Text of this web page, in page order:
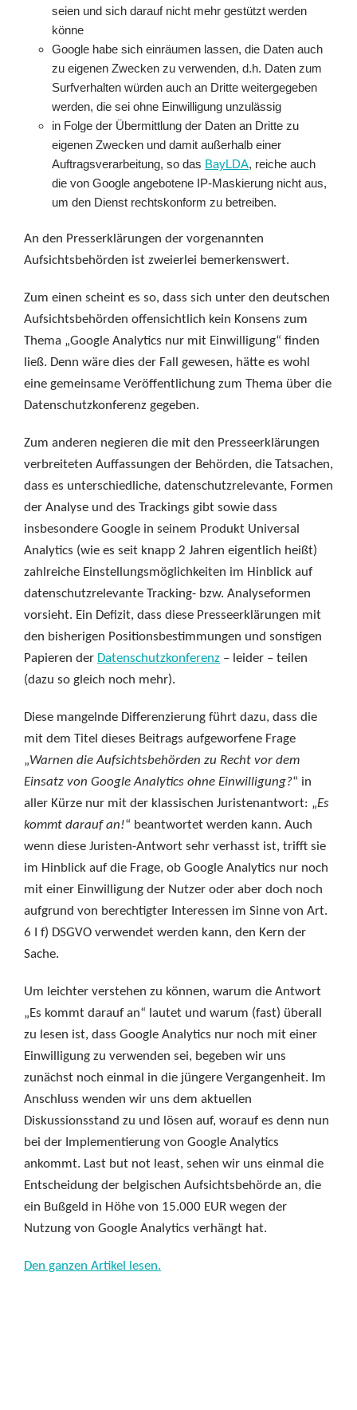
seien und sich darauf nicht mehr gestützt werden
könne
Google habe sich einräumen lassen, die Daten auch
zu eigenen Zwecken zu verwenden, d.h. Daten zum
Surfverhalten würden auch an Dritte weitergegeben
werden, die sei ohne Einwilligung unzulässig
in Folge der Übermittlung der Daten an Dritte zu
eigenen Zwecken und damit außerhalb einer
Auftragsverarbeitung, so das BayLDA, reiche auch
die von Google angebotene IP-Maskierung nicht aus,
um den Dienst rechtskonform zu betreiben.
An den Presserklärungen der vorgenannten
Aufsichtsbehörden ist zweierlei bemerkenswert.
Zum einen scheint es so, dass sich unter den deutschen
Aufsichtsbehörden offensichtlich kein Konsens zum
Thema „Google Analytics nur mit Einwilligung“ finden
ließ. Denn wäre dies der Fall gewesen, hätte es wohl
eine gemeinsame Veröffentlichung zum Thema über die
Datenschutzkonferenz gegeben.
Zum anderen negieren die mit den Presseerklärungen
verbreiteten Auffassungen der Behörden, die Tatsachen,
dass es unterschiedliche, datenschutzrelevante, Formen
der Analyse und des Trackings gibt sowie dass
insbesondere Google in seinem Produkt Universal
Analytics (wie es seit knapp 2 Jahren eigentlich heißt)
zahlreiche Einstellungsmöglichkeiten im Hinblick auf
datenschutzrelevante Tracking- bzw. Analyseformen
vorsieht. Ein Defizit, dass diese Presseerklärungen mit
den bisherigen Positionsbestimmungen und sonstigen
Papieren der Datenschutzkonferenz – leider – teilen
(dazu so gleich noch mehr).
Diese mangelnde Differenzierung führt dazu, dass die
mit dem Titel dieses Beitrags aufgeworfene Frage
„Warnen die Aufsichtsbehörden zu Recht vor dem
Einsatz von Google Analytics ohne Einwilligung?“ in
aller Kürze nur mit der klassischen Juristenantwort: „Es
kommt darauf an!“ beantwortet werden kann. Auch
wenn diese Juristen-Antwort sehr verhasst ist, trifft sie
im Hinblick auf die Frage, ob Google Analytics nur noch
mit einer Einwilligung der Nutzer oder aber doch noch
aufgrund von berechtigter Interessen im Sinne von Art.
6 I f) DSGVO verwendet werden kann, den Kern der
Sache.
Um leichter verstehen zu können, warum die Antwort
„Es kommt darauf an“ lautet und warum (fast) überall
zu lesen ist, dass Google Analytics nur noch mit einer
Einwilligung zu verwenden sei, begeben wir uns
zunächst noch einmal in die jüngere Vergangenheit. Im
Anschluss wenden wir uns dem aktuellen
Diskussionsstand zu und lösen auf, worauf es denn nun
bei der Implementierung von Google Analytics
ankommt. Last but not least, sehen wir uns einmal die
Entscheidung der belgischen Aufsichtsbehörde an, die
ein Bußgeld in Höhe von 15.000 EUR wegen der
Nutzung von Google Analytics verhängt hat.
Den ganzen Artikel lesen.